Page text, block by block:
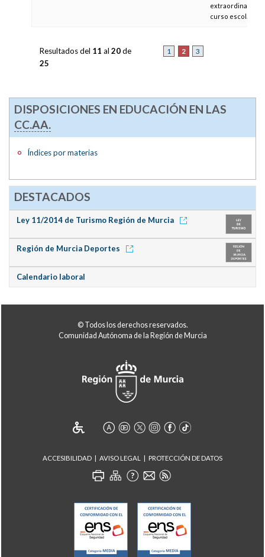
extraordinaria
curso escolar
1 2 3
Resultados del 11 al 20de
25
DISPOSICIONES EN EDUCACIÓN EN LAS
CC.AA.
Índices por materias
DESTACADOS
Ley 11/2014 de Turismo Región de Murcia
Región de Murcia Deportes
Calendario laboral
© Todos los derechos reservados.
Comunidad Autónoma de la Región de Murcia
ACCESIBILIDAD AVISO LEGAL PROTECCIÓN DE DATOS